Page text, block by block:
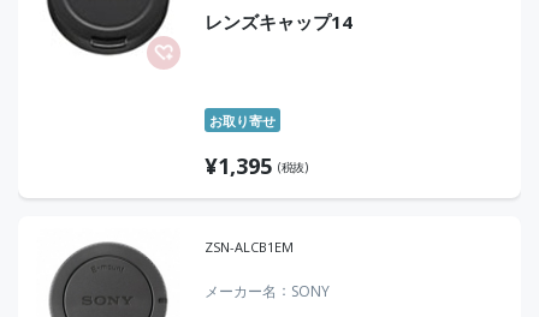
レンズキャップ14
お取り寄せ
¥1,395 (税抜)
ZSN-ALCB1EM
メーカー名 SONY